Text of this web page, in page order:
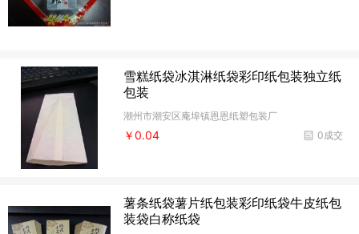
雪糕纸袋冰淇淋纸袋彩印纸包装独立纸
包装
潮州市潮安区庵埠镇恩恩纸塑包装厂
0成交
￥0.04
薯条纸袋薯片纸包装彩印纸袋牛皮纸包
装袋白称纸袋